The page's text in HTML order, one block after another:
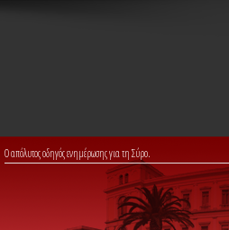
Ο απόλυτος οδηγός ενημέρωσης για τη Σύρο.